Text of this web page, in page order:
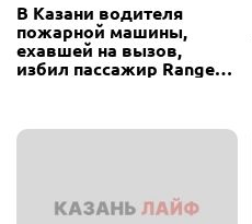
В Казани водителя
пожарной машины,
ехавшей на вызов,
избил пассажир Range